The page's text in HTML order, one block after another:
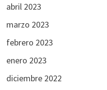
abril 2023
marzo 2023
febrero 2023
enero 2023
diciembre 2022